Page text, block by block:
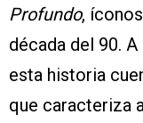
Profundo,
década del 90.
esta historia
que caracteriza